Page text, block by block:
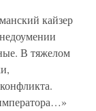
кайзер
В тяжелом